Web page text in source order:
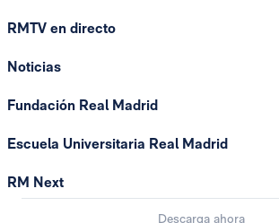
RMTV en directo
Noticias
Fundación Real Madrid
Escuela Universitaria Real Madrid
RM Next
Descarga ahora